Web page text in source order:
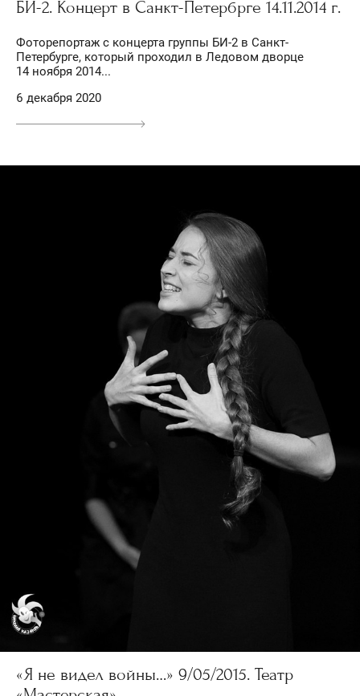
БИ-2. Концерт в Санкт-Петербрге 14.11.2014 г.
Фоторепортаж с концерта группы БИ-2 в Санкт-
Петербурге, который проходил в Ледовом дворце
14 ноября 2014...
6 декабря 2020
«Я не видел войны…» 9/05/2015. Театр